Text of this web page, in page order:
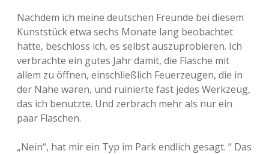
Nachdem ich meine deutschen Freunde bei diesem
Kunststück etwa sechs Monate lang beobachtet
hatte, beschloss ich, es selbst auszuprobieren. Ich
verbrachte ein gutes Jahr damit, die Flasche mit
allem zu öffnen, einschließlich Feuerzeugen, die in
der Nähe waren, und ruinierte fast jedes Werkzeug,
das ich benutzte. Und zerbrach mehr als nur ein
paar Flaschen.
„Nein“, hat mir ein Typ im Park endlich gesagt. “ Das